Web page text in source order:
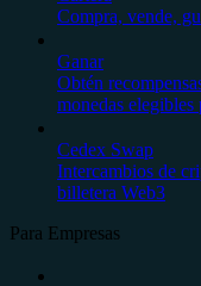
Compra, vende,
Ganar
Obtén
monedas elegibles
Cedex Swap
Intercambios de
billetera Web3
Para Empresas